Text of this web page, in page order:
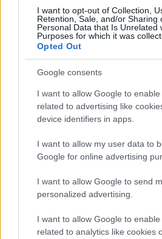
I want to opt-out of Collection,
Retention, Sale, and/or Sharing
Personal Data that Is Unrelated
Purposes for which it was
Opted Out
Google consents
I want to allow Google to
related to advertising like
device identifiers in apps.
I want to allow my user data to
Google for online advertising
I want to allow Google to send
personalized advertising.
I want to allow Google to
related to analytics like cookies
El Brent cae un 8.3% y arrastra a las